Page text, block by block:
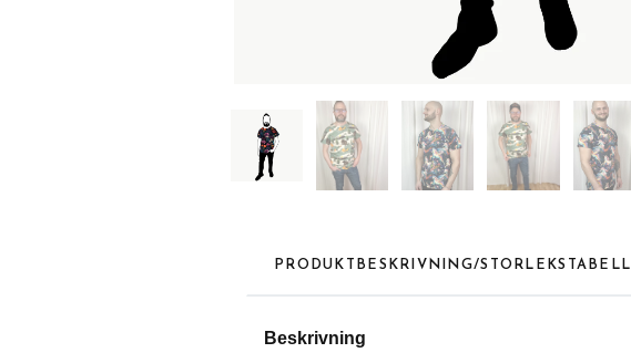
PRODUKTBESKRIVNING/STORLEKSTABELL
Beskrivning